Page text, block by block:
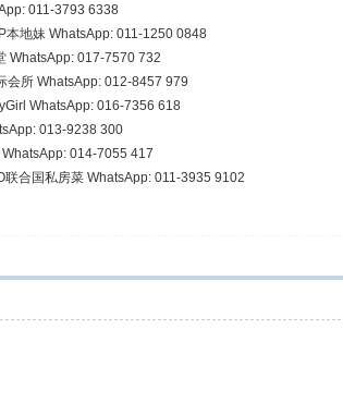
011-3793 6338
本地妹 WhatsApp: 011-1250 0848
WhatsApp: 017-7570 732
会所 WhatsApp: 012-8457 979
WhatsApp: 016-7356 618
013-9238 300
014-7055 417
联合国私房菜 WhatsApp: 011-3935 9102